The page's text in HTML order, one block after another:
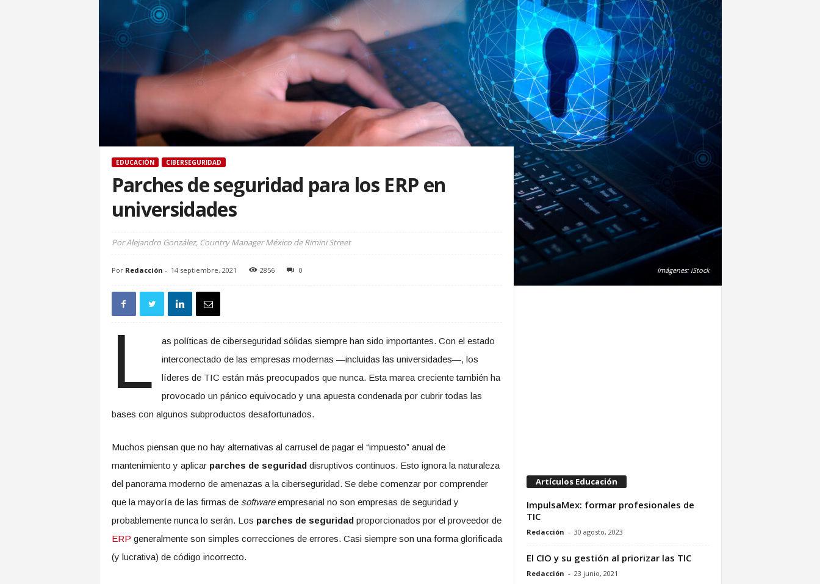
Imágenes: iStock
EDUCACIÓN CIBERSEGURIDAD
Parches de seguridad para los ERP en
universidades
Por Alejandro González, Country Manager México de Rimini Street
Por Redacción - 14 septiembre, 2021 2856 0
L
as políticas de ciberseguridad sólidas siempre han sido importantes. Con el estado
interconectado de las empresas modernas —incluidas las universidades—, los
líderes de TIC están más preocupados que nunca. Esta marea creciente también ha
provocado un pánico equivocado y una apuesta condenada por cubrir todas las
bases con algunos subproductos desafortunados.
Muchos piensan que no hay alternativas al carrusel de pagar el “impuesto” anual de
mantenimiento y aplicar parches de seguridaddisruptivos continuos. Esto ignora la naturaleza
del panorama moderno de amenazas a la ciberseguridad. Se debe comenzar por comprender
que la mayoría de las firmas de softwareempresarial no son empresas de seguridad y
probablemente nunca lo serán. Los parches de seguridadproporcionados por el proveedor de
ERP generalmente son simples correcciones de errores. Casi siempre son una forma glorificada
(y lucrativa) de código incorrecto.
Artículos Educación
ImpulsaMex: formar profesionales de
TIC
Redacción - 30 agosto, 2023
El CIO y su gestión al priorizar las TIC
Redacción - 23 junio, 2021